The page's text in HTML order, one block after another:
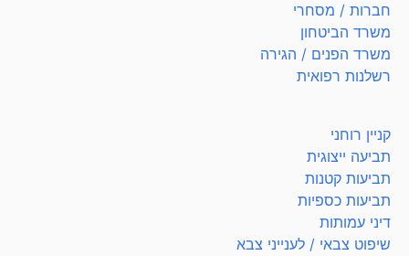
חברות / מסחרי
משרד הביטחון
משרד הפנים / הגירה
רשלנות רפואית
קניין רוחני
תביעה ייצוגית
תביעות קטנות
תביעות כספיות
דיני עמותות
שיפוט צבאי / לענייני צבא